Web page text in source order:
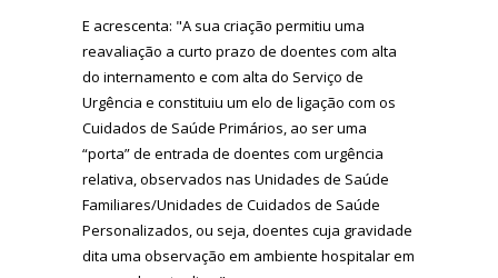
E acrescenta: "A sua criação permitiu uma
reavaliação a curto prazo de doentes com alta
do internamento e com alta do Serviço de
Urgência e constituiu um elo de ligação com os
Cuidados de Saúde Primários, ao ser uma
“porta” de entrada de doentes com urgência
relativa, observados nas Unidades de Saúde
Familiares/Unidades de Cuidados de Saúde
Personalizados, ou seja, doentes cuja gravidade
dita uma observação em ambiente hospitalar em